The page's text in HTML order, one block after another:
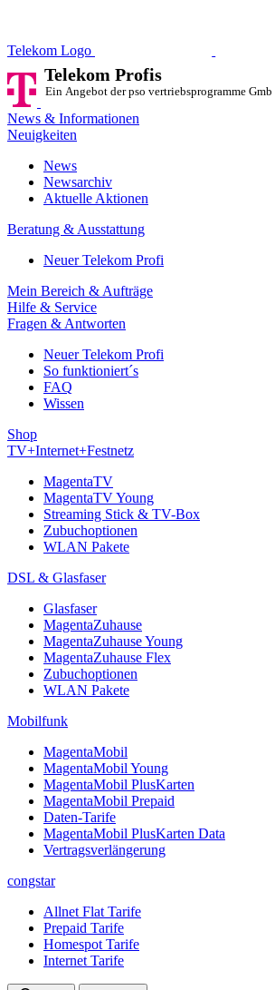
Telekom Logo
Telekom Profis
Ein Angebot der pso vertriebsprogramme GmbH
News & Informationen
Neuigkeiten
News
Newsarchiv
Aktuelle Aktionen
Beratung & Ausstattung
Neuer Telekom Profi
Mein Bereich & Aufträge
Hilfe & Service
Fragen & Antworten
Neuer Telekom Profi
So funktioniert´s
FAQ
Wissen
Shop
TV+Internet+Festnetz
MagentaTV
MagentaTV Young
Streaming Stick & TV-Box
Zubuchoptionen
WLAN Pakete
DSL & Glasfaser
Glasfaser
MagentaZuhause
MagentaZuhause Young
MagentaZuhause Flex
Zubuchoptionen
WLAN Pakete
Mobilfunk
MagentaMobil
MagentaMobil Young
MagentaMobil PlusKarten
MagentaMobil Prepaid
Daten-Tarife
MagentaMobil PlusKarten Data
Vertragsverlängerung
congstar
Allnet Flat Tarife
Prepaid Tarife
Homespot Tarife
Internet Tarife